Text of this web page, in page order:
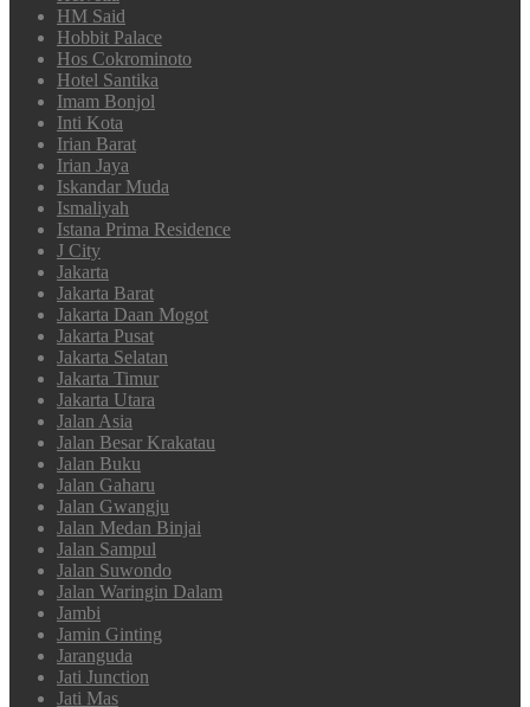
HM Said
Hobbit Palace
Hos Cokrominoto
Hotel Santika
Imam Bonjol
Inti Kota
Irian Barat
Irian Jaya
Iskandar Muda
Ismaliyah
Istana Prima Residence
J City
Jakarta
Jakarta Barat
Jakarta Daan Mogot
Jakarta Pusat
Jakarta Selatan
Jakarta Timur
Jakarta Utara
Jalan Asia
Jalan Besar Krakatau
Jalan Buku
Jalan Gaharu
Jalan Gwangju
Jalan Medan Binjai
Jalan Sampul
Jalan Suwondo
Jalan Waringin Dalam
Jambi
Jamin Ginting
Jaranguda
Jati Junction
Jati Mas